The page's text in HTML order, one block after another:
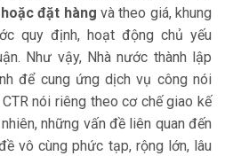
đặt hàng và theo giá, khung
quy định, hoạt động chủ yếu
Như vậy, Nhà nước thành lập
để cung ứng dịch vụ công nói
nói riêng theo cơ chế giao kế
những vấn đề liên quan đến
vô cùng phức tạp, rộng lớn, lâu